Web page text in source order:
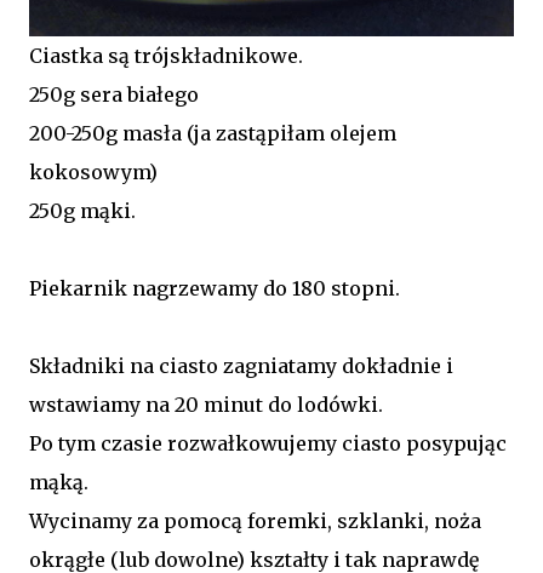
Ciastka są trójskładnikowe.
250g sera białego
200-250g masła (ja zastąpiłam olejem
kokosowym)
250g mąki.
Piekarnik nagrzewamy do 180 stopni.
Składniki na ciasto zagniatamy dokładnie i
wstawiamy na 20 minut do lodówki.
Po tym czasie rozwałkowujemy ciasto posypując
mąką.
Wycinamy za pomocą foremki, szklanki, noża
okrągłe (lub dowolne) kształty i tak naprawdę